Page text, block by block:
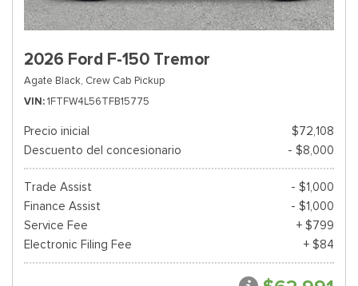
2026 Ford F-150 Tremor
Agate Black, Crew Cab Pickup
VIN 1FTFW4L56TFB15775
Precio inicial
$72,108
Descuento del concesionario
- $8,000
Trade Assist
- $1,000
Finance Assist
- $1,000
Service Fee
+ $799
Electronic Filing Fee
+ $84